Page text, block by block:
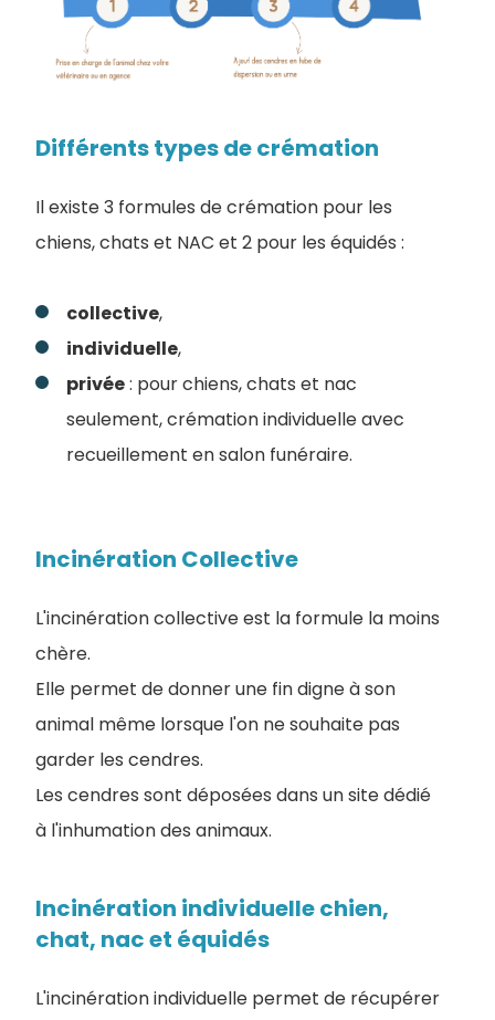
Différents types de crémation
Il existe 3 formules de crémation pour les
chiens, chats et NAC et 2 pour les équidés :
collective,
individuelle,
privée: pour chiens, chats et nac
seulement, crémation individuelle avec
recueillement en salon funéraire.
Incinération Collective
L'incinération collective est la formule la moins
chère.
Elle permet de donner une fin digne à son
animal même lorsque l'on ne souhaite pas
garder les cendres.
Les cendres sont déposées dans un site dédié
à l'inhumation des animaux.
Incinération individuelle chien,
chat, nac et équidés
L'incinération individuelle permet de récupérer